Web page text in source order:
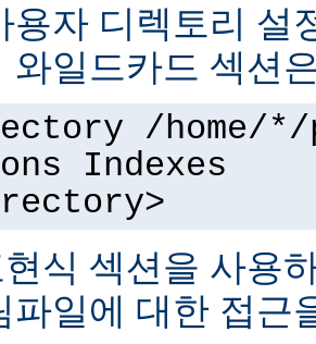
용자 디렉토리 설
와일드카드 섹션
/home/
Indexes
식 섹션을 사용
파일에 대한 접근